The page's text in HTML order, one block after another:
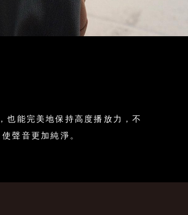
能完美地保持高度播放力，不
聲音更加純淨。